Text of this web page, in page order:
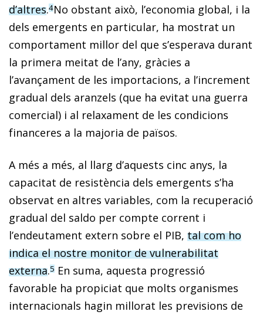
d’altres.4No obstant això, l’economia global, i la
dels emergents en particular, ha mostrat un
comportament millor del que s’esperava durant
la primera meitat de l’any, gràcies a
l’avançament de les importacions, a l’increment
gradual dels aranzels (que ha evitat una guerra
comercial) i al relaxament de les condicions
financeres a la majoria de països.
A més a més, al llarg d’aquests cinc anys, la
capacitat de resistència dels emergents s’ha
observat en altres variables, com la recuperació
gradual del saldo per compte corrent i
l’endeutament extern sobre el PIB, tal com ho
indica el nostre monitor de vulnerabilitat
externa.5 En suma, aquesta progressió
favorable ha propiciat que molts organismes
internacionals hagin millorat les previsions de